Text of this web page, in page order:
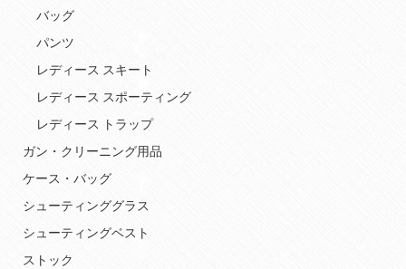
バッグ
パンツ
レディース スキート
レディース スポーティング
レディース トラップ
ガン・クリーニング用品
ケース・バッグ
シューティンググラス
シューティングベスト
ストック